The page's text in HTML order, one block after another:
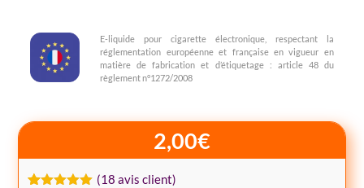
E-liquide pour cigarette électronique, respectant la
réglementation européenne et française en vigueur en
matière de fabrication et d’étiquetage : article 48 du
règlement n°1272/2008
2,00€
(18 avis client)